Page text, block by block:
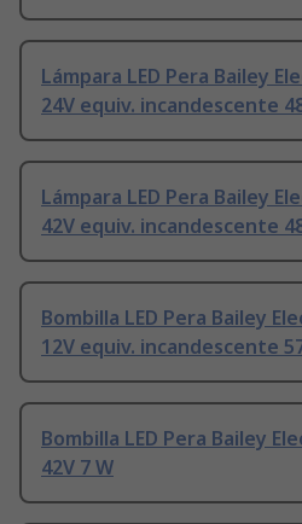
Lámpara LED Pera Bailey
24V equiv. incandescente
Lámpara LED Pera Bailey
42V equiv. incandescente
Bombilla LED Pera Bailey
12V equiv. incandescente
Bombilla LED Pera Bailey
42V 7 W